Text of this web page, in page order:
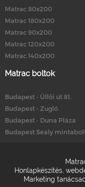
Matrac 80x200
Matrac 180x200
Matrac 90x200
Matrac 120x200
Matrac 140x200
Matrac boltok
Budapest - Üllői út 81.
Budapest - Zugló
Budapest - Duna Pláza
Budapest Sealy
Honlapkészítés
Marketing